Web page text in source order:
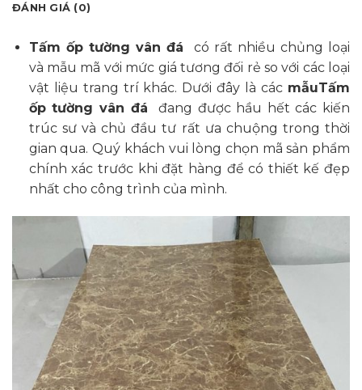
ĐÁNH GIÁ (0)
Tấm ốp tường vân đá có rất nhiều chủng loại
và mẫu mã với mức giá tương đối rẻ so với các loại
vật liệu trang trí khác. Dưới đây là các mẫuTấm
ốp tường vân đá đang được hầu hết các kiến
trúc sư và chủ đầu tư rất ưa chuộng trong thời
gian qua. Quý khách vui lòng chọn mã sản phẩm
chính xác trước khi đặt hàng để có thiết kế đẹp
nhất cho công trình của mình.